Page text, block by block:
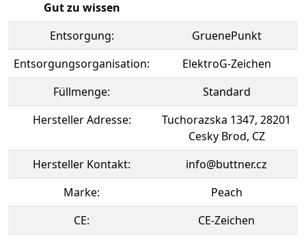
Gut zu wissen
Entsorgung:
GruenePunkt
Entsorgungsorganisation:
ElektroG-Zeichen
Füllmenge:
Standard
Hersteller Adresse:
Tuchorazska 1347, 28201
Cesky Brod, CZ
Hersteller Kontakt:
info@buttner.cz
Marke:
Peach
CE:
CE-Zeichen